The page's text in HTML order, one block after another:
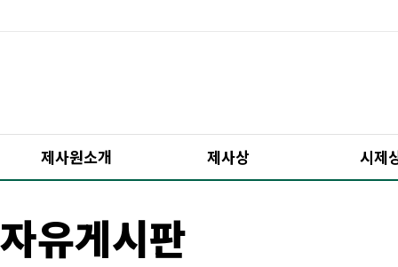
제사원소개 제사상 시제
자유게시판